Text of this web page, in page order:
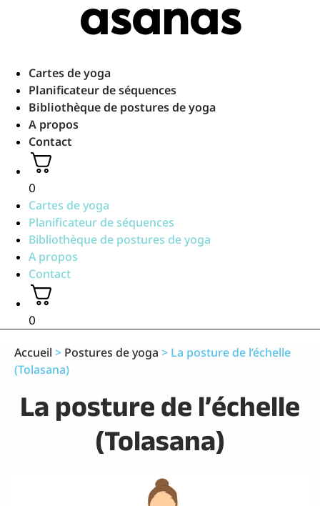
asanas
Cartes de yoga
Planificateur de séquences
Bibliothèque de postures de yoga
A propos
Contact
0
Cartes de yoga
Planificateur de séquences
Bibliothèque de postures de yoga
A propos
Contact
0
Accueil > Postures de yoga > La posture de l’échelle
(Tolasana)
La posture de l’échelle
(Tolasana)